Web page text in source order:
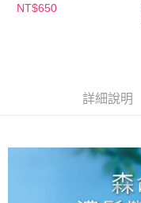
EX進階版 40mL（有
NT$650
詳細說明